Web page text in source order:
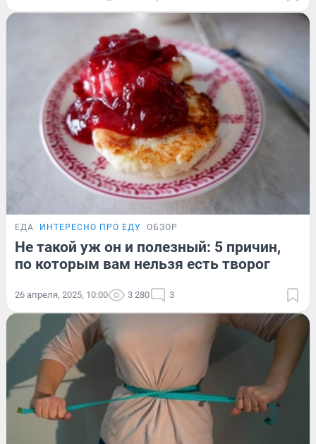
ЕДА ИНТЕРЕСНО ПРО ЕДУ ОБЗОР
Не такой уж он и полезный: 5 причин,
по которым вам нельзя есть творог
26 апреля, 2025, 10:00 3 280 3